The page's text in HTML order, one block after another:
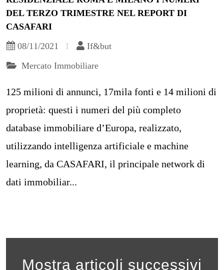
DEL TERZO TRIMESTRE NEL REPORT DI
CASAFARI
08/11/2021
If&but
Mercato Immobiliare
125 milioni di annunci, 17mila fonti e 14 milioni di
proprietà: questi i numeri del più completo
database immobiliare d’Europa, realizzato,
utilizzando intelligenza artificiale e machine
learning, da CASAFARI, il principale network di
dati immobiliar...
Mostra articoli successivi